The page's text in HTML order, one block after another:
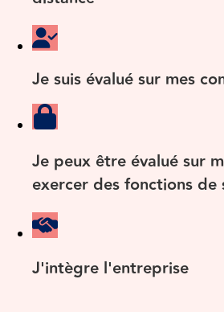
Je suis évalué sur mes
Je peux être évalué sur
exercer des fonctions de
J'intègre l'entreprise